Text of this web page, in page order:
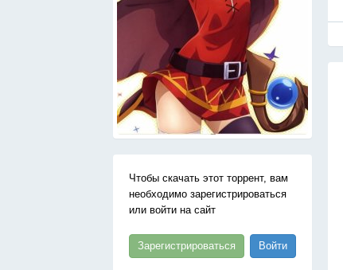
Чтобы скачать этот торрент, вам
необходимо зарегистрироваться
или войти на сайт
Зарегистрироваться Войти